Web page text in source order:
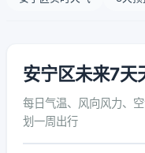
安宁区未来7天
每日气温、风向风力、
划一周出行